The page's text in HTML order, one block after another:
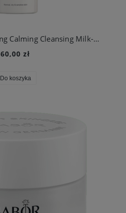
Juvena Pure Cleansing Calming Cleansing Milk- mleczko oczyszczające do skóry normalnej i suchej 200 ml
60,00 zł
Do koszyka